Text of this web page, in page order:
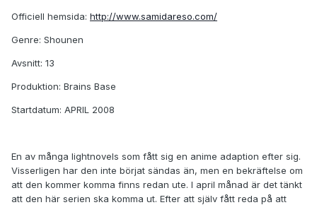
Officiell hemsida: http://www.samidareso.com/
Genre: Shounen
Avsnitt: 13
Produktion: Brains Base
Startdatum: APRIL 2008
En av många lightnovels som fått sig en anime adaption efter sig.
Visserligen har den inte börjat sändas än, men en bekräftelse om
att den kommer komma finns redan ute. I april månad är det tänkt
att den här serien ska komma ut. Efter att själv fått reda på att